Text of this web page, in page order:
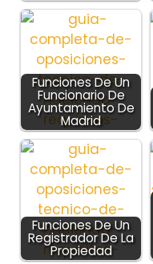
Funciones De Un
Funcionario De
Ayuntamiento De
Madrid
Funciones De Un
Registrador De La
Propiedad